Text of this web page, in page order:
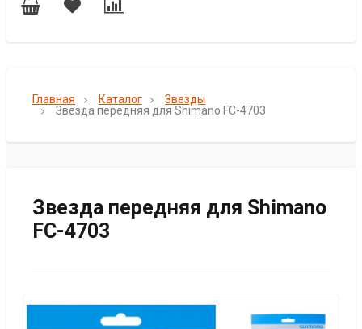
Главная Каталог
Звезды
Звезда передняя для Shimano FC-4703
Звезда передняя для Shimano
FC-4703